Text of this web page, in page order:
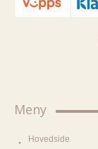
Meny
Hovedside